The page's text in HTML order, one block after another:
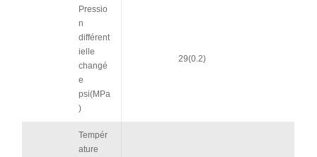
Pressio
n
différent
ielle
changé
e
psi(MPa
)
29(0.2)
Tempér
ature